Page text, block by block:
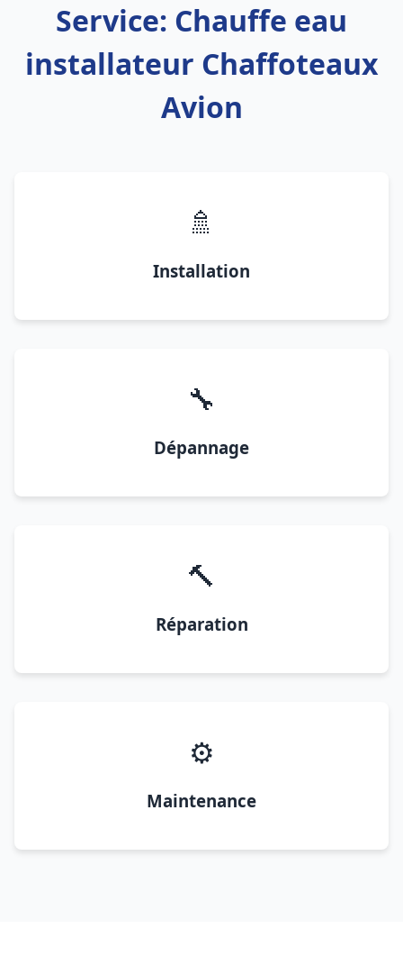
Service: Chauffe eau
installateur Chaffoteaux
Avion
🚿
Installation
🔧
Dépannage
🔨
Réparation
⚙️
Maintenance